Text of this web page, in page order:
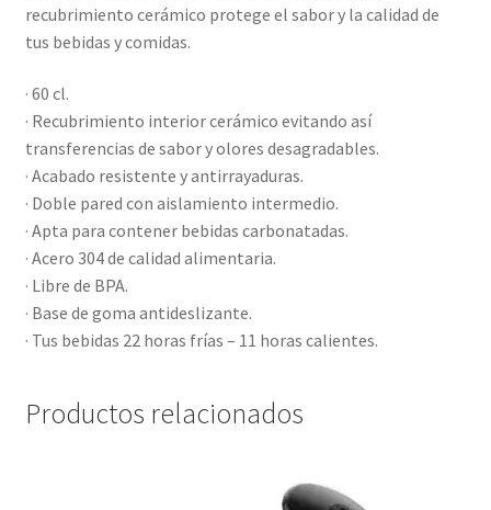
recubrimiento cerámico protege el sabor y la calidad de
tus bebidas y comidas.
· 60 cl.
· Recubrimiento interior cerámico evitando así
transferencias de sabor y olores desagradables.
· Acabado resistente y antirrayaduras.
· Doble pared con aislamiento intermedio.
· Apta para contener bebidas carbonatadas.
· Acero 304 de calidad alimentaria.
· Libre de BPA.
· Base de goma antideslizante.
· Tus bebidas 22 horas frías – 11 horas calientes.
Productos relacionados